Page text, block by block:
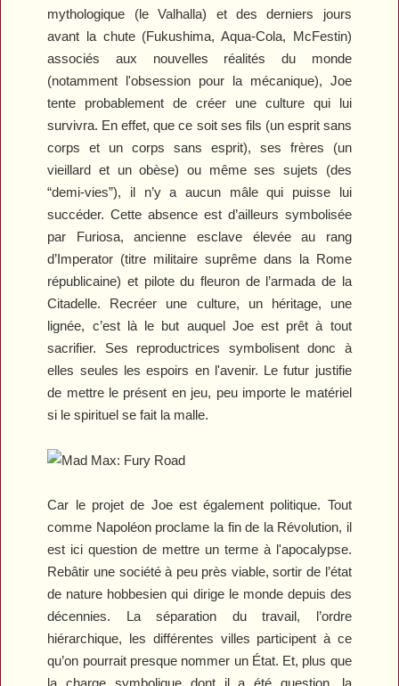
mythologique (le Valhalla) et des derniers jours
avant la chute (Fukushima, Aqua-Cola, McFestin)
associés aux nouvelles réalités du monde
(notamment l'obsession pour la mécanique), Joe
tente probablement de créer une culture qui lui
survivra. En effet, que ce soit ses fils (un esprit sans
corps et un corps sans esprit), ses frères (un
vieillard et un obèse) ou même ses sujets (des
“demi-vies”), il n’y a aucun mâle qui puisse lui
succéder. Cette absence est d’ailleurs symbolisée
par Furiosa, ancienne esclave élevée au rang
d’Imperator (titre militaire suprême dans la Rome
républicaine) et pilote du fleuron de l’armada de la
Citadelle. Recréer une culture, un héritage, une
lignée, c’est là le but auquel Joe est prêt à tout
sacrifier. Ses reproductrices symbolisent donc à
elles seules les espoirs en l'avenir. Le futur justifie
de mettre le présent en jeu, peu importe le matériel
si le spirituel se fait la malle.
Car le projet de Joe est également politique. Tout
comme Napoléon proclame la fin de la Révolution, il
est ici question de mettre un terme à l'apocalypse.
Rebâtir une société à peu près viable, sortir de l’état
de nature hobbesien qui dirige le monde depuis des
décennies. La séparation du travail, l’ordre
hiérarchique, les différentes villes participent à ce
qu’on pourrait presque nommer un État. Et, plus que